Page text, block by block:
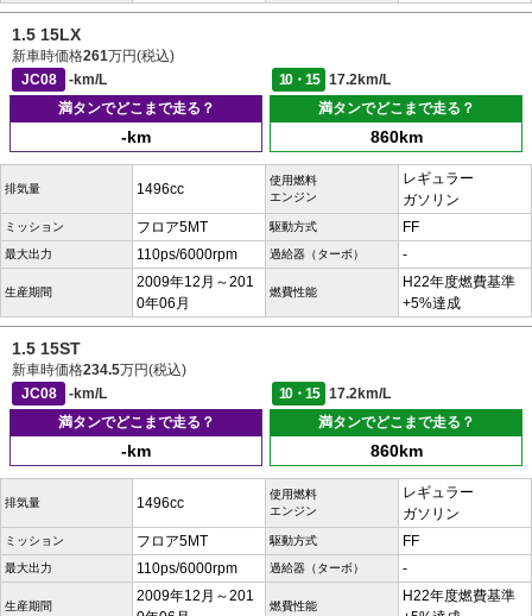
1.5 15LX
新車時価格261万円(税込)
JC08
-km/L 10・15
17.2km/L
満タンでどこまで走る？
-km
満タンでどこまで走る？
860km
排気量 1496cc
使用燃料
エンジン
レギュラー
ガソリン
ミッション フロア5MT 駆動方式 FF
最大出力 110ps/6000rpm 過給器（ターボ） -
生産期間
2009年12月～201
0年06月
燃費性能
H22年度燃費基準
+5%達成
1.5 15ST
新車時価格234.5万円(税込)
JC08
-km/L 10・15
17.2km/L
満タンでどこまで走る？
-km
満タンでどこまで走る？
860km
排気量 1496cc
使用燃料
エンジン
レギュラー
ガソリン
ミッション フロア5MT 駆動方式 FF
最大出力 110ps/6000rpm 過給器（ターボ） -
生産期間
2009年12月～201
燃費性能
H22年度燃費基準